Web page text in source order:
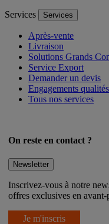
Services Services
Après-vente
Livraison
Solutions Grands
Service Export
Demander un devis
Engagements qualités
Tous nos services
On reste en contact ?
Newsletter
Inscrivez-vous à notre
offres exclusives en avant-
Je m'inscris